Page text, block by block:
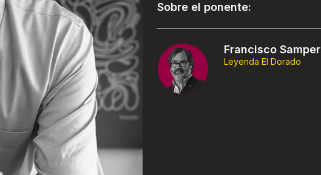
Sobre el ponente:
Francisco Samper
Leyenda El Dorado